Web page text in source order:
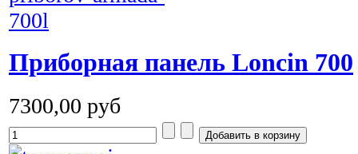
Приборная панель Loncin 700
7300,00 руб